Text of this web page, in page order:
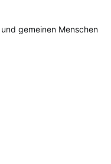
gemeinen Menschen